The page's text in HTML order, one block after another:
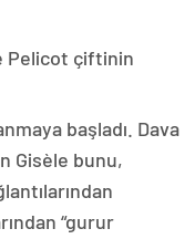
Pelicot çiftinin
başladı. Dava
Gisèle bunu,
“gurur